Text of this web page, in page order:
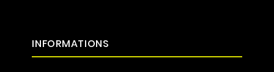
INFORMATIONS